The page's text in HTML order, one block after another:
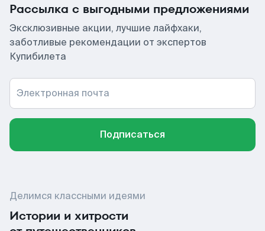
Рассылка с выгодными предложениями
Эксклюзивные акции, лучшие лайфхаки,
заботливые рекомендации от экспертов
Купибилета
Электронная почта
Подписаться
Делимся классными идеями
Истории и хитрости